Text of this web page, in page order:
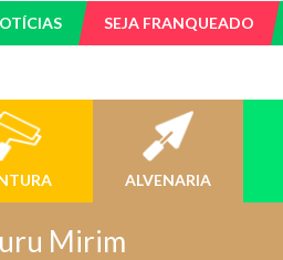
SEJA FRANQUEADO
ALVENARIA
Mirim